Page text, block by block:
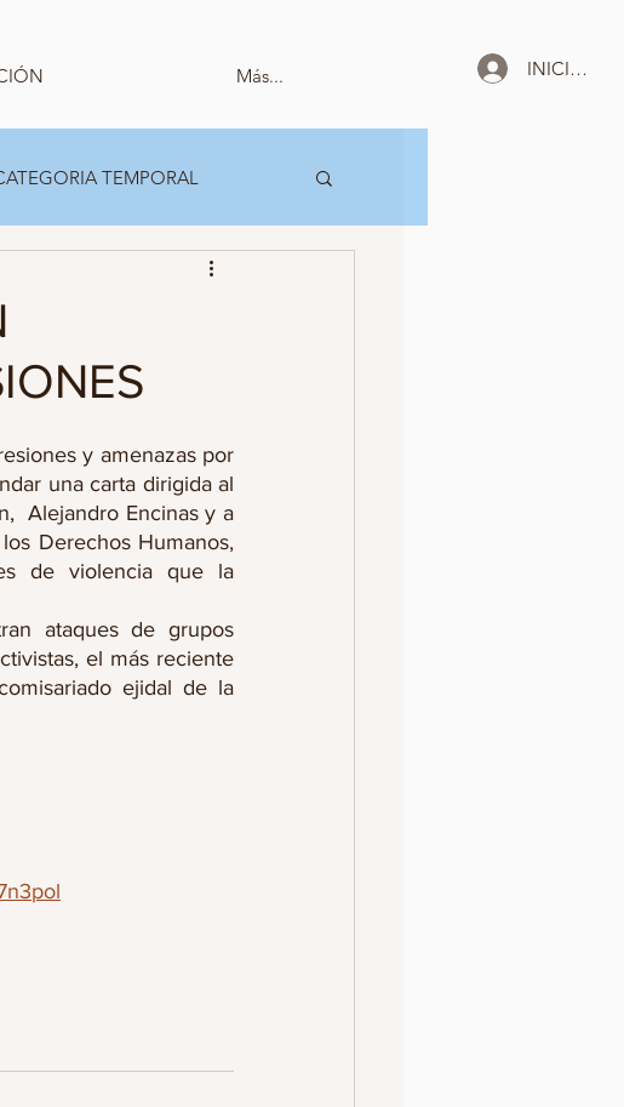
Más... INICIAR
TEMPORAL
y amenazas por
una carta dirigida al
Alejandro Encinas y a
Derechos Humanos,
de violencia que la
ataques de grupos
el más reciente
ejidal de la